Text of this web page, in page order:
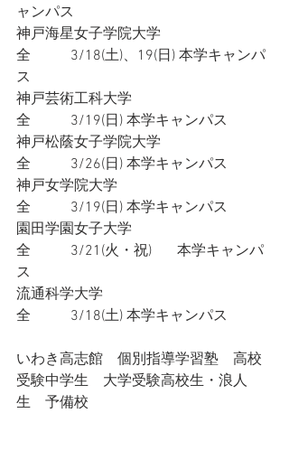
ャンパス
神戸海星女子学院大学
全           3/18(土)、19(日) 本学キャンパ
ス
神戸芸術工科大学
全           3/19(日) 本学キャンパス
神戸松蔭女子学院大学
全           3/26(日) 本学キャンパス
神戸女学院大学
全           3/19(日) 本学キャンパス
園田学園女子大学
全           3/21(火・祝)       本学キャンパ
ス
流通科学大学
全           3/18(土) 本学キャンパス
いわき高志館　個別指導学習塾　高校
受験中学生　大学受験高校生・浪人
生　予備校